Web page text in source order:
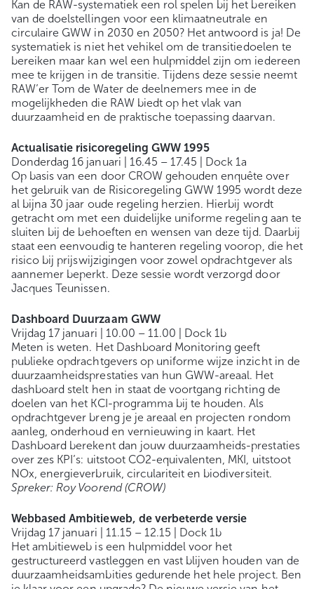
Kan de RAW-systematiek een rol spelen bij het bereiken
van de doelstellingen voor een klimaatneutrale en
circulaire GWW in 2030 en 2050? Het antwoord is ja! De
systematiek is niet het vehikel om de transitiedoelen te
bereiken maar kan wel een hulpmiddel zijn om iedereen
mee te krijgen in de transitie. Tijdens deze sessie neemt
RAW’er Tom de Water de deelnemers mee in de
mogelijkheden die RAW biedt op het vlak van
duurzaamheid en de praktische toepassing daarvan.
Actualisatie risicoregeling GWW 1995
Donderdag 16 januari | 16.45 – 17.45 | Dock 1a
Op basis van een door CROW gehouden enquête over
het gebruik van de Risicoregeling GWW 1995 wordt deze
al bijna 30 jaar oude regeling herzien. Hierbij wordt
getracht om met een duidelijke uniforme regeling aan te
sluiten bij de behoeften en wensen van deze tijd. Daarbij
staat een eenvoudig te hanteren regeling voorop, die het
risico bij prijswijzigingen voor zowel opdrachtgever als
aannemer beperkt. Deze sessie wordt verzorgd door
Jacques Teunissen.
Dashboard Duurzaam GWW
Vrijdag 17 januari | 10.00 – 11.00 | Dock 1b
Meten is weten. Het Dashboard Monitoring geeft
publieke opdrachtgevers op uniforme wijze inzicht in de
duurzaamheidsprestaties van hun GWW-areaal. Het
dashboard stelt hen in staat de voortgang richting de
doelen van het KCI-programma bij te houden. Als
opdrachtgever breng je je areaal en projecten rondom
aanleg, onderhoud en vernieuwing in kaart. Het
Dashboard berekent dan jouw duurzaamheids-prestaties
over zes KPI’s: uitstoot CO2-equivalenten, MKI, uitstoot
NOx, energieverbruik, circulariteit en biodiversiteit.
Spreker: Roy Voorend (CROW)
Webbased Ambitieweb, de verbeterde versie
Vrijdag 17 januari | 11.15 – 12.15 | Dock 1b
Het ambitieweb is een hulpmiddel voor het
gestructureerd vastleggen en vast blijven houden van de
duurzaamheidsambities gedurende het hele project. Ben